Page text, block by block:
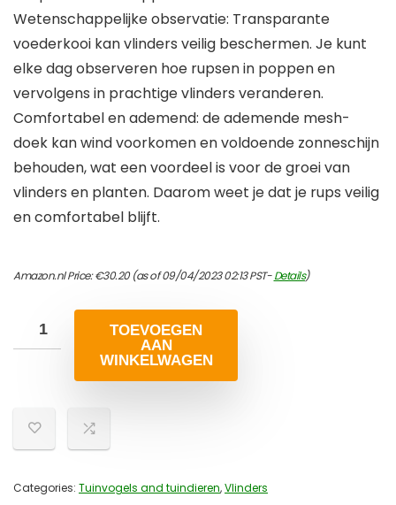
Wetenschappelijke observatie: Transparante
voederkooi kan vlinders veilig beschermen. Je kunt
elke dag observeren hoe rupsen in poppen en
vervolgens in prachtige vlinders veranderen.
Comfortabel en ademend: de ademende mesh-
doek kan wind voorkomen en voldoende zonneschijn
behouden, wat een voordeel is voor de groei van
vlinders en planten. Daarom weet je dat je rups veilig
en comfortabel blijft.
Amazon.nl Price:€30.20(as of 09/04/2023 02:13 PST-Details)
TOEVOEGEN
AAN
WINKELWAGEN
Categories: Tuinvogels and tuindieren,Vlinders